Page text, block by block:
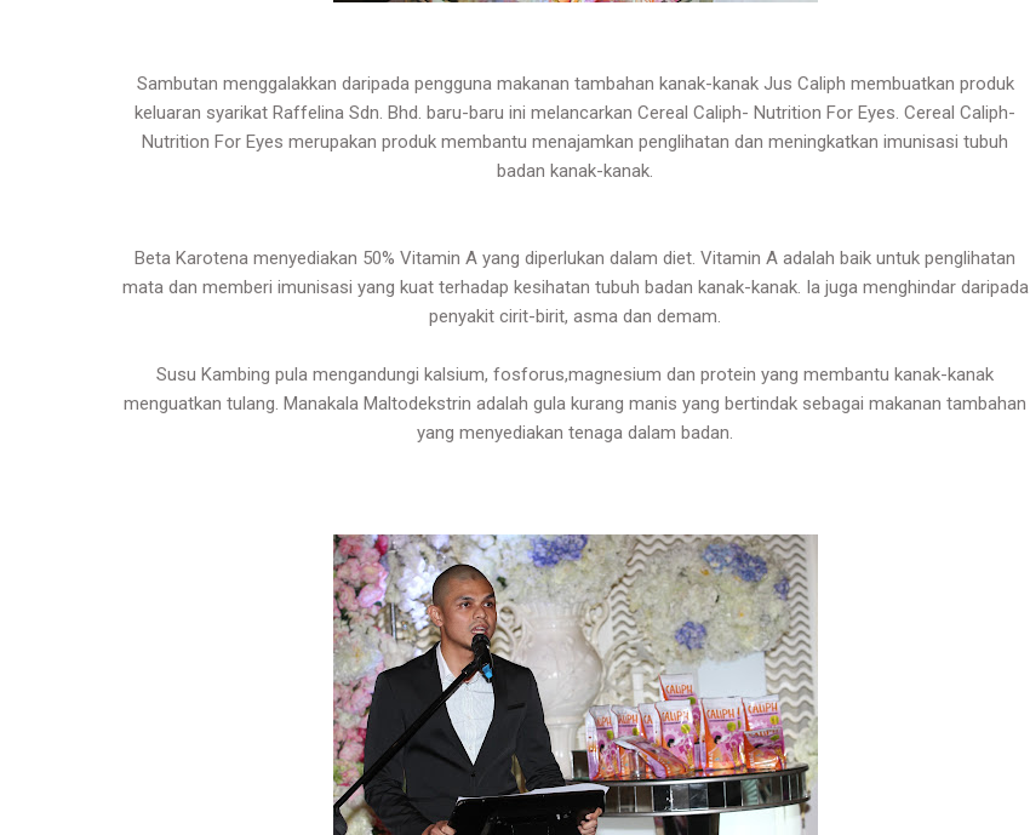
Sambutan menggalakkan daripada pengguna makanan tambahan kanak-kanak Jus Caliph membuatkan produk
keluaran syarikat Raffelina Sdn. Bhd. baru-baru ini melancarkan Cereal Caliph- Nutrition For Eyes. Cereal Caliph-
Nutrition For Eyes merupakan produk membantu menajamkan penglihatan dan meningkatkan imunisasi tubuh
badan kanak-kanak.
Beta Karotena menyediakan 50% Vitamin A yang diperlukan dalam diet. Vitamin A adalah baik untuk penglihatan
mata dan memberi imunisasi yang kuat terhadap kesihatan tubuh badan kanak-kanak. Ia juga menghindar daripada
penyakit cirit-birit, asma dan demam.
Susu Kambing pula mengandungi kalsium, fosforus,magnesium dan protein yang membantu kanak-kanak
menguatkan tulang. Manakala Maltodekstrin adalah gula kurang manis yang bertindak sebagai makanan tambahan
yang menyediakan tenaga dalam badan.